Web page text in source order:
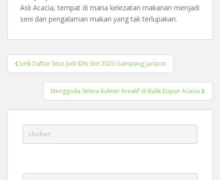
Asli Acacia, tempat di mana kelezatan makanan menjadi
seni dan pengalaman makan yang tak terlupakan.
Post
navigation
Link Daftar Situs Judi IDN Slot 2023 Gampang Jackpot
Menggoda Selera Kuliner Kreatif di Balik Dapur Acacia
sbobet